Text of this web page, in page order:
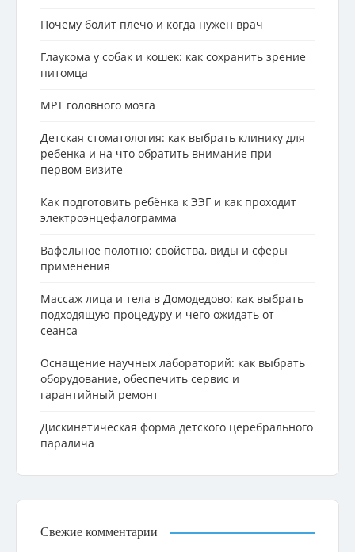
Почему болит плечо и когда нужен врач
Глаукома у собак и кошек: как сохранить зрение
питомца
МРТ головного мозга
Детская стоматология: как выбрать клинику для
ребенка и на что обратить внимание при
первом визите
Как подготовить ребёнка к ЭЭГ и как проходит
электроэнцефалограмма
Вафельное полотно: свойства, виды и сферы
применения
Массаж лица и тела в Домодедово: как выбрать
подходящую процедуру и чего ожидать от
сеанса
Оснащение научных лабораторий: как выбрать
оборудование, обеспечить сервис и
гарантийный ремонт
Дискинетическая форма детского церебрального
паралича
Свежие комментарии